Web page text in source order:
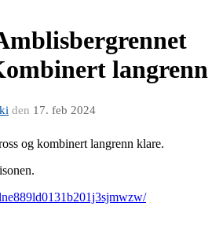
langrenn
den 17. feb 2024
og kombinert langrenn klare.